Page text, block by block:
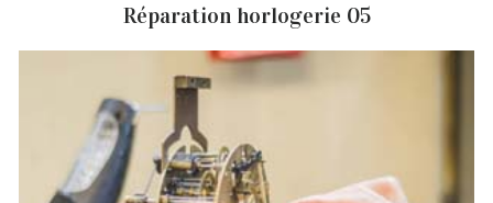
Réparation horlogerie 05